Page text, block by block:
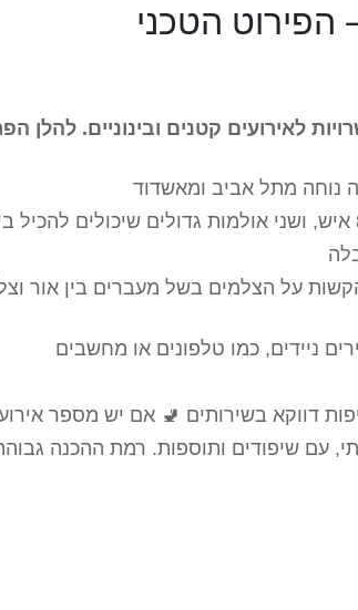
הפירוט הטכני
לאירועים קטנים ובינוניים. להלן
על הצלמים בשל מעברים בין אור
ניידים, כמו טלפונים או מחשבים
דווקא בשירותים 🚽 אם יש מספר
שיפודים ותוספות. רמת ההכנה